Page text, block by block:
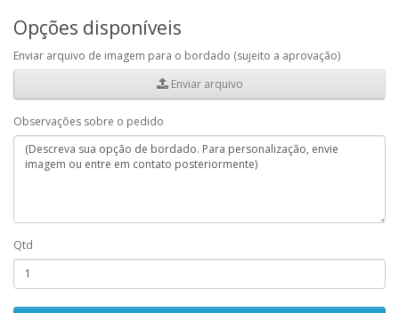
Opções disponíveis
Enviar arquivo de imagem para o bordado (sujeito a aprovação)
Enviar arquivo
Observações sobre o pedido
Qtd